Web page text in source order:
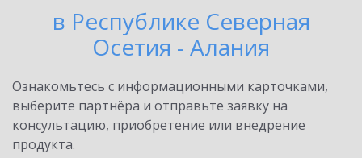
в Республике Северная
Осетия - Алания
Ознакомьтесь с информационными карточками,
выберите партнёра и отправьте заявку на
консультацию, приобретение или внедрение
продукта.